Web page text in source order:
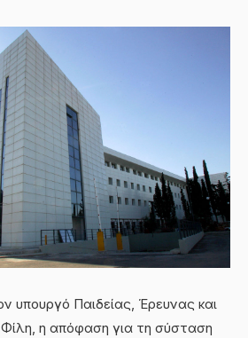
υπουργό Παιδείας, Έρευνας και
η απόφαση για τη σύσταση